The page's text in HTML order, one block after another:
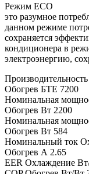
Режим ЕСО
это разумное
данном режиме
сохраняется
кондиционера в
электроэнергию,
Обогрев БТЕ 7200
Номинальная
Обогрев Вт 2200
Номинальная
Обогрев Вт 584
Номинальный ток
Обогрев А 2.65
EER Охлаждение